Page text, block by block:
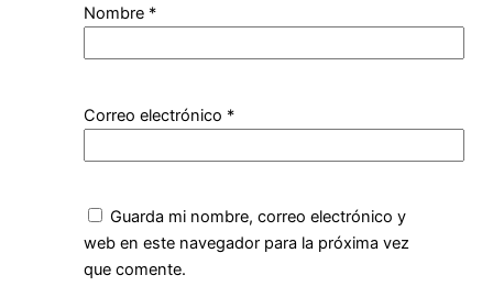
Nombre *
Correo electrónico *
Guarda mi nombre, correo electrónico y
web en este navegador para la próxima vez
que comente.